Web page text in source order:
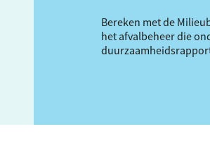
Bereken met de
het afvalbeheer die